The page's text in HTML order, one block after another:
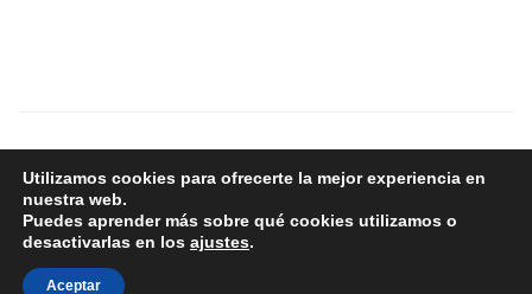
Copyright © 2024 - Aurum
Utilizamos cookies para ofrecerte la mejor experiencia en
nuestra web.
Puedes aprender más sobre qué cookies utilizamos o
desactivarlas en los ajustes.
Aceptar